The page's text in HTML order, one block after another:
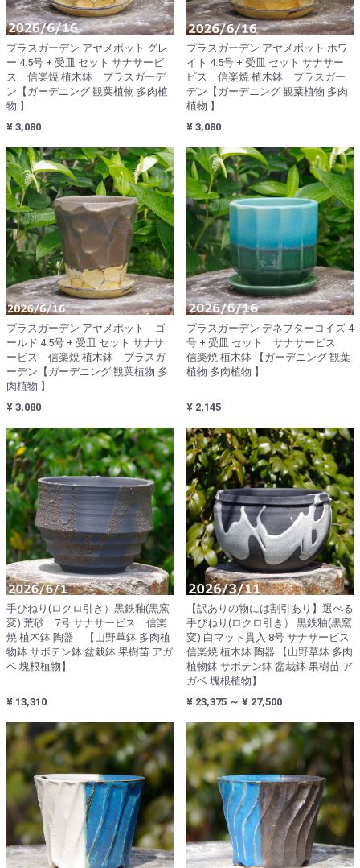
プラスガーデン アヤメポット グレ
ー 4.5号 + 受皿 セット サナサービ
ス 信楽焼 植木鉢 プラスガーデ
ン【ガーデニング 観葉植物 多肉植
物 】
¥ 3,080
プラスガーデン アヤメポット ホワ
イト 4.5号 + 受皿 セット サナサー
ビス 信楽焼 植木鉢 プラスガー
デン【ガーデニング 観葉植物 多肉
植物 】
¥ 3,080
プラスガーデン アヤメポット ゴ
ールド 4.5号 + 受皿 セット サナサ
ービス 信楽焼 植木鉢 プラスガ
ーデン【ガーデニング 観葉植物 多
肉植物 】
¥ 3,080
プラスガーデン デネブターコイズ 4
号 + 受皿 セット サナサービス
信楽焼 植木鉢 【ガーデニング 観葉
植物 多肉植物 】
¥ 2,145
手びねり(ロクロ引き）黒鉄釉(黒窯
変) 荒砂 7号 サナサービス 信楽
焼 植木鉢 陶器 【山野草鉢 多肉植
物鉢 サボテン鉢 盆栽鉢 果樹苗 アガ
ベ 塊根植物】
¥ 13,310
【訳ありの物には割引あり】選べる
手びねり(ロクロ引き） 黒鉄釉(黒窯
変) 白マット貫入 8号 サナサービス
信楽焼 植木鉢 陶器 【山野草鉢 多肉
植物鉢 サボテン鉢 盆栽鉢 果樹苗 ア
ガベ 塊根植物】
¥ 23,375 ～ ¥ 27,500